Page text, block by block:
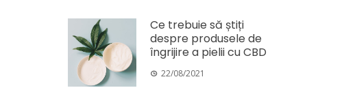
Ce trebuie să știți
despre produsele de
îngrijire a pielii cu CBD
22/08/2021